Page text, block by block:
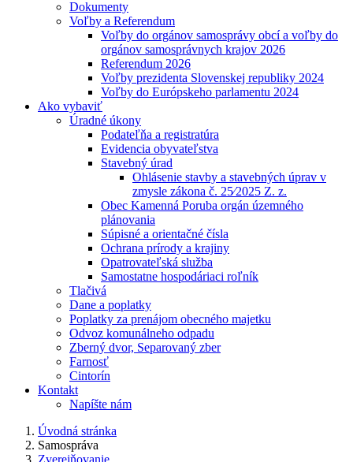
Dokumenty
Voľby a Referendum
Voľby do orgánov samosprávy obcí a voľby do
orgánov samosprávnych krajov 2026
Referendum 2026
Voľby prezidenta Slovenskej republiky 2024
Voľby do Európskeho parlamentu 2024
Ako vybaviť
Úradné úkony
Podateľňa a registratúra
Evidencia obyvateľstva
Stavebný úrad
Ohlásenie stavby a stavebných úprav v
zmysle zákona č. 25⁄2025 Z. z.
Obec Kamenná Poruba orgán územného
plánovania
Súpisné a orientačné čísla
Ochrana prírody a krajiny
Opatrovateľská služba
Samostatne hospodáriaci roľník
Tlačivá
Dane a poplatky
Poplatky za prenájom obecného majetku
Odvoz komunálneho odpadu
Zberný dvor, Separovaný zber
Farnosť
Cintorín
Kontakt
Napíšte nám
Úvodná stránka
Samospráva
Zverejňovanie